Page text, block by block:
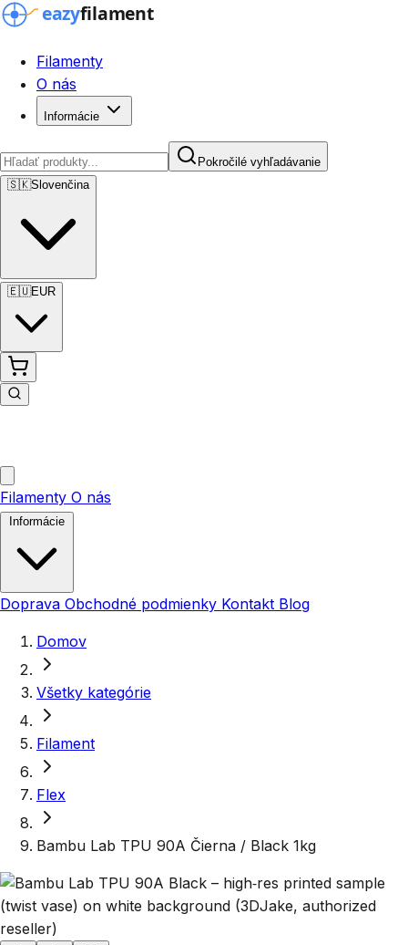
Filamenty
O nás
Informácie
Pokročilé vyhľadávanie
🇸🇰Slovenčina
🇪🇺EUR
Filamenty O nás
Doprava Obchodné podmienky Kontakt Blog
Domov
Všetky kategórie
Filament
Flex
Bambu Lab TPU 90A Čierna / Black 1kg